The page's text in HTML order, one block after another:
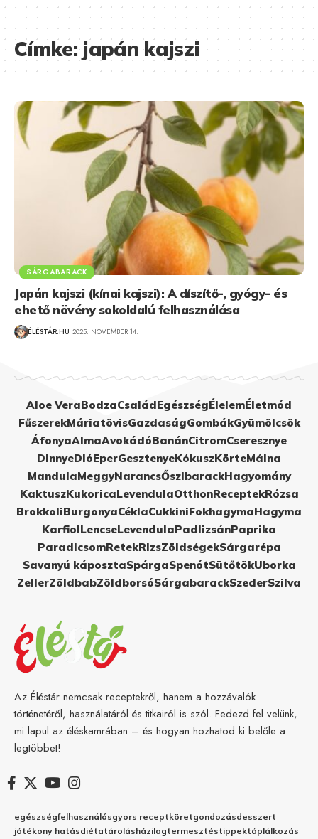
Címke:japán kajszi
SÁRGABARACK
Japán kajszi (kínai kajszi): A díszítő-, gyógy- és
ehető növény sokoldalú felhasználása
ÉLÉSTÁR.HU 2025. NOVEMBER 14.
Aloe VeraBodzaCsaládEgészségÉlelemÉletmód
FűszerekMáriatövisGazdaságGombákGyümölcsök
ÁfonyaAlmaAvokádóBanánCitromCseresznye
DinnyeDióEperGesztenyeKókuszKörteMálna
MandulaMeggyNarancsŐszibarackHagyomány
KaktuszKukoricaLevendulaOtthonReceptekRózsa
BrokkoliBurgonyaCéklaCukkiniFokhagymaHagyma
KarfiolLencseLevendulaPadlizsánPaprika
ParadicsomRetekRizsZöldségekSárgarépa
Savanyú káposztaSpárgaSpenótSütőtökUborka
ZellerZöldbabZöldborsóSárgabarackSzederSzilva
Az Éléstár nemcsak receptekről, hanem a hozzávalók
történetéről, használatáról és titkairól is szól. Fedezd fel velünk,
mi lapul az éléskamrában – és hogyan hozhatod ki belőle a
legtöbbet!
egészségfelhasználásgyors receptköretgondozásdesszert
jótékony hatásdiétatárolásházilagtermesztéstippektáplálkozás